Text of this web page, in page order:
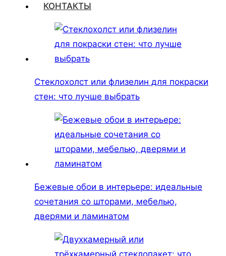
КОНТАКТЫ
Стеклохолст или флизелин для покраски
стен: что лучше выбрать
Бежевые обои в интерьере: идеальные
сочетания со шторами, мебелью,
дверями и ламинатом